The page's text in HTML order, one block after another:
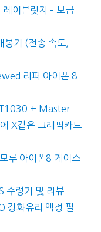
이븐릿지 – 보급
기 (전송 속도,
리퍼 아이폰 8
+ Master
X같은 그래픽카드
루 아이폰8 케이스
수령기 및 리뷰
강화유리 액정 필